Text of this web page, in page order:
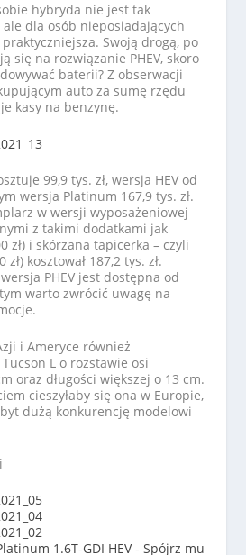
hybryda nie jest tak
ale dla osób nieposiadających
Swoją drogą, po
się na rozwiązanie PHEV, skoro
baterii? Z obserwacji
auto za sumę rzędu
kasy na benzynę.
99,9 tys. zł, wersja HEV od
wersja Platinum 167,9 tys. zł.
w wersji wyposażeniowej
z takimi dodatkami jak
zł) i skórzana tapicerka – czyli
kosztował 187,2 tys. zł.
PHEV jest dostępna od
warto zwrócić uwagę na
i Ameryce również
L o rozstawie osi
oraz długości większej o 13 cm.
cieszyłaby się ona w Europie,
dużą konkurencję modelowi